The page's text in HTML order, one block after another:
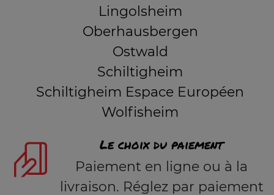
Lingolsheim
Oberhausbergen
Ostwald
Schiltigheim
Schiltigheim Espace Européen
Wolfisheim
Le choix du paiement
Paiement en ligne ou à la
livraison. Réglez par paiement